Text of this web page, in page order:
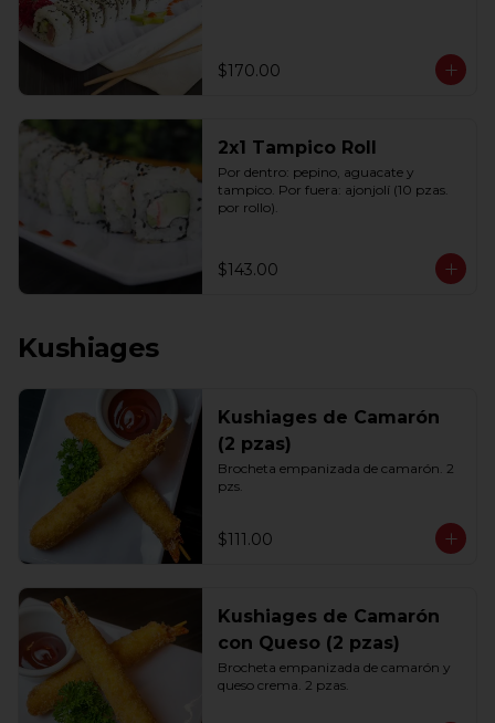
$170.00
2x1 Tampico Roll
Por dentro: pepino, aguacate y
tampico. Por fuera: ajonjolí (10 pzas.
por rollo).
$143.00
Kushiages
Kushiages de Camarón
(2 pzas)
Brocheta empanizada de camarón. 2
pzs.
$111.00
Kushiages de Camarón
con Queso (2 pzas)
Brocheta empanizada de camarón y
queso crema. 2 pzas.